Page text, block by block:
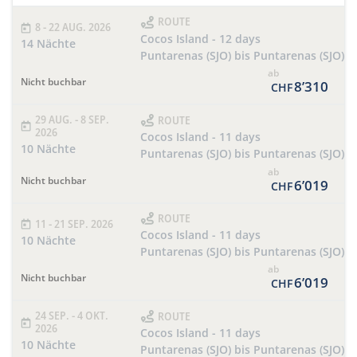
8 - 22 AUG. 2026
14 Nächte
ROUTE
Cocos Island - 12 days
Puntarenas (SJO) bis Puntarenas (SJO)
ab
CHF8’310
Nicht buchbar
29 AUG. - 8 SEP.
2026
10 Nächte
ROUTE
Cocos Island - 11 days
Puntarenas (SJO) bis Puntarenas (SJO)
ab
CHF6’019
Nicht buchbar
11 - 21 SEP. 2026
10 Nächte
ROUTE
Cocos Island - 11 days
Puntarenas (SJO) bis Puntarenas (SJO)
ab
CHF6’019
Nicht buchbar
24 SEP. - 4 OKT.
2026
10 Nächte
ROUTE
Cocos Island - 11 days
Puntarenas (SJO) bis Puntarenas (SJO)